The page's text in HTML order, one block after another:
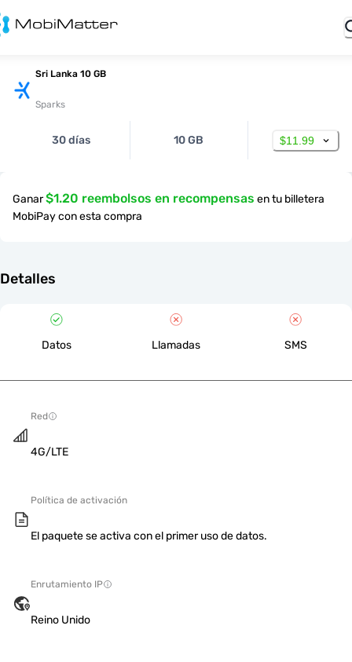
Sri Lanka 10 GB
Sparks
30 días 10 GB $11.99
Ganar$1.20 reembolsos en recompensas en tu billetera
MobiPay con esta compra
Detalles
Datos Llamadas SMS
Red
4G/LTE
Política de activación
El paquete se activa con el primer uso de datos.
Enrutamiento IP
Reino Unido